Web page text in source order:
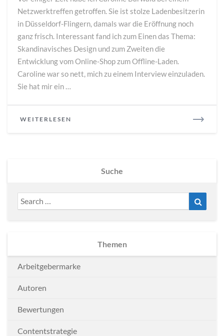
Shop,
dann
Offline-
Laden
Netzwerktreffen getroffen. Sie ist stolze Ladenbesitzerin
in Düsseldorf-Flingern, damals war die Eröffnung noch
ganz frisch. Interessant fand ich zum Einen das Thema:
Skandinavisches Design und zum Zweiten die
Entwicklung vom Online-Shop zum Offline-Laden.
Caroline war so nett, mich zu einem Interview einzuladen.
Sie hat mir ein …
WEITERLESEN
Suche
Search
for:
Themen
Arbeitgebermarke
Autoren
Bewertungen
Contentstrategie